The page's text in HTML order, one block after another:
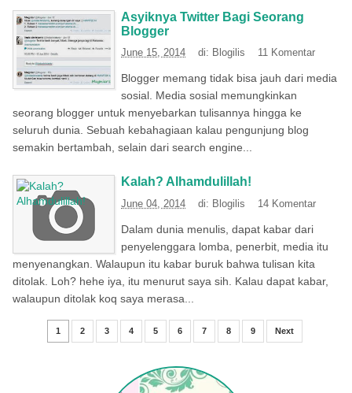
Asyiknya Twitter Bagi Seorang
Blogger
June 15, 2014 di: Blogilis 11 Komentar
Blogger memang tidak bisa jauh dari media
sosial. Media sosial memungkinkan
seorang blogger untuk menyebarkan tulisannya hingga ke
seluruh dunia. Sebuah kebahagiaan kalau pengunjung blog
semakin bertambah, selain dari search engine...
Kalah? Alhamdulillah!
June 04, 2014 di: Blogilis 14 Komentar
Dalam dunia menulis, dapat kabar dari
penyelenggara lomba, penerbit, media itu
menyenangkan. Walaupun itu kabar buruk bahwa tulisan kita
ditolak. Loh? hehe iya, itu menurut saya sih. Kalau dapat kabar,
walaupun ditolak koq saya merasa...
1 2 3 4 5 6 7 8 9 Next